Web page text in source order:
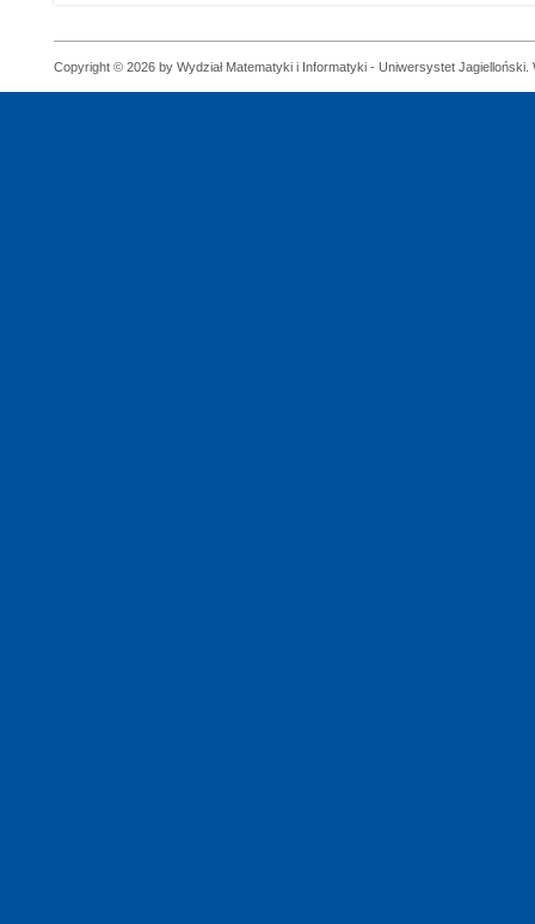
Copyright © 2026 by Wydział Matematyki i Informatyki - Uniwersystet